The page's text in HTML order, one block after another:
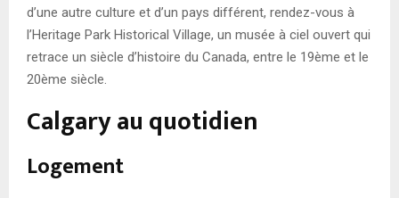
d’une autre culture et d’un pays différent, rendez-vous à
l’Heritage Park Historical Village, un musée à ciel ouvert qui
retrace un siècle d’histoire du Canada, entre le 19ème et le
20ème siècle.
Calgary au quotidien
Logement